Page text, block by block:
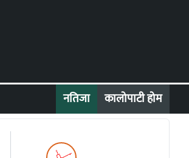
नतिजा कालोपाटी होम